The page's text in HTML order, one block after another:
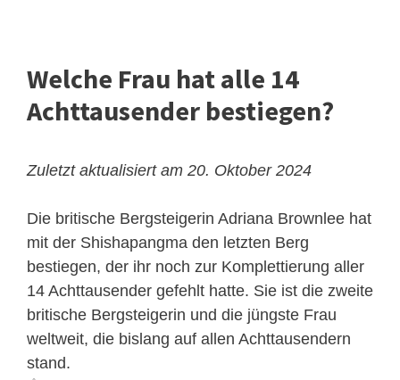
Welche Frau hat alle 14
Achttausender bestiegen?
Zuletzt aktualisiert am 20. Oktober 2024
Die britische Bergsteigerin Adriana Brownlee hat
mit der Shishapangma den letzten Berg
bestiegen, der ihr noch zur Komplettierung aller
14 Achttausender gefehlt hatte. Sie ist die zweite
britische Bergsteigerin und die jüngste Frau
weltweit, die bislang auf allen Achttausendern
stand.